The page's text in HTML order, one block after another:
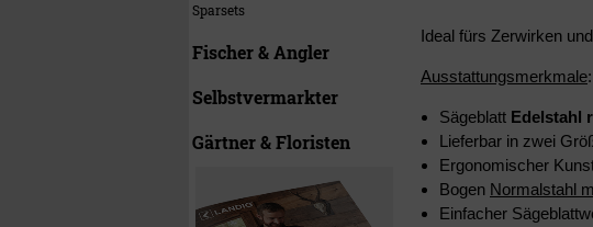
Sparsets
Fischer & Angler
Selbstvermarkter
Gärtner & Floristen
Ideal fürs Zerwirken
Ausstattungsmerkmale:
Sägeblatt Edelstahl
Lieferbar in zwei
Ergonomischer
Bogen Normalstahl
Einfacher